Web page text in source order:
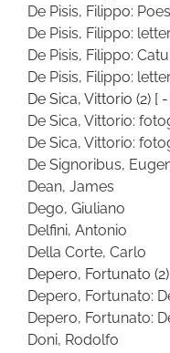
De Pisis, Filippo:
De Pisis, Filippo:
De Pisis, Filippo:
De Pisis, Filippo:
De Sica, Vittorio (2) [ -
De Sica, Vittorio:
De Sica, Vittorio:
De Signoribus,
Dean, James
Dego, Giuliano
Delfini, Antonio
Della Corte, Carlo
Depero, Fortunato (2)
Depero, Fortunato:
Depero, Fortunato:
Doni, Rodolfo